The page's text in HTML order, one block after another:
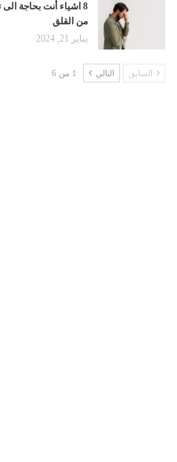
8 اشياء أنت بحاجة
من القلق
يناير 21, 2024
السابق التالي 1 من 6